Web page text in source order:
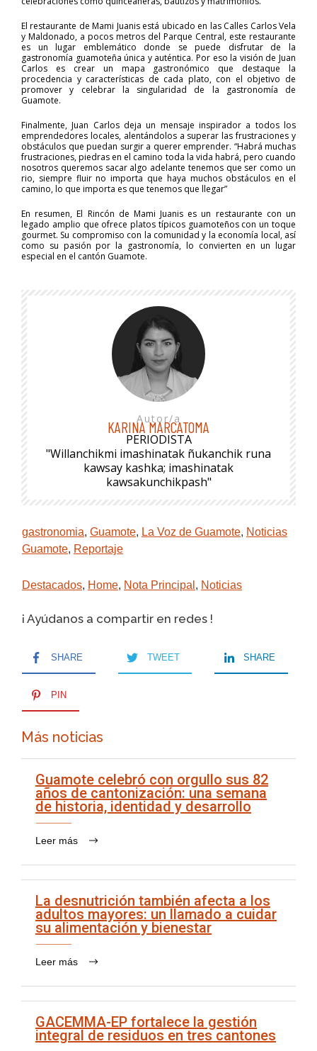
El restaurante de Mami Juanis está ubicado en las Calles Carlos Vela
y Maldonado, a pocos metros del Parque Central, este restaurante
es un lugar emblemático donde se puede disfrutar de la
gastronomía guamoteña única y auténtica. Por eso la visión de Juan
Carlos es crear un mapa gastronómico que destaque la
procedencia y características de cada plato, con el objetivo de
promover y celebrar la singularidad de la gastronomía de
Guamote.
Finalmente, Juan Carlos deja un mensaje inspirador a todos los
emprendedores locales, alentándolos a superar las frustraciones y
obstáculos que puedan surgir a querer emprender. “Habrá muchas
frustraciones, piedras en el camino toda la vida habrá, pero cuando
nosotros queremos sacar algo adelante tenemos que ser como un
rio, siempre fluir no importa que haya muchos obstáculos en el
camino, lo que importa es que tenemos que llegar”
En resumen, El Rincón de Mami Juanis es un restaurante con un
legado amplio que ofrece platos típicos guamoteños con un toque
gourmet. Su compromiso con la comunidad y la economía local, así
como su pasión por la gastronomía, lo convierten en un lugar
especial en el cantón Guamote.
Autor/a
KARINA MARCATOMA
PERIODISTA
"Willanchikmi imashinatak ñukanchik runa
kawsay kashka; imashinatak
kawsakunchikpash"
gastronomia, Guamote, La Voz de Guamote, Noticias
Guamote, Reportaje
Destacados, Home, Nota Principal , Noticias
¡ Ayúdanos a compartir en redes !
SHARE TWEET SHARE
PIN
Más noticias
Guamote celebró con orgullo sus 82
años de cantonización: una semana
de historia, identidad y desarrollo
Leer más
La desnutrición también afecta a los
adultos mayores: un llamado a cuidar
su alimentación y bienestar
Leer más
GACEMMA-EP fortalece la gestión
integral de residuos en tres cantones